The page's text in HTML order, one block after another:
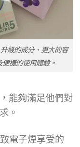
級的成分、更大的容
捷的使用體驗。
能夠滿足他們對
。
電子煙享受的